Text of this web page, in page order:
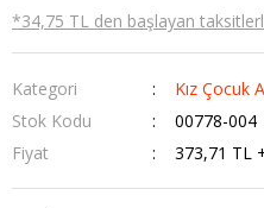
*34,75 TL den başlayan
Kategori
Kız Çocuk
Stok Kodu
00778-004
Fiyat
373,71 TL